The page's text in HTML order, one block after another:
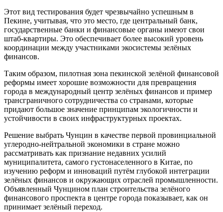
Этот вид тестирования будет чрезвычайно успешным в
Пекине, учитывая, что это место, где центральный банк,
государственные банки и финансовые органы имеют свои
штаб-квартиры. Это обеспечивает более высокий уровень
координации между участниками экосистемы зелёных
финансов.
Таким образом, пилотная зона пекинской зелёной финансовой
реформы имеет хорошие возможности для превращения
города в международный центр зелёных финансов и пример
трансграничного сотрудничества со странами, которые
придают большое значение принципам экологичности и
устойчивости в своих инфраструктурных проектах.
Решение выбрать Чунцин в качестве первой провинциальной
углеродно-нейтральной экономики в стране можно
рассматривать как признание недавних усилий
муниципалитета, самого густонаселенного в Китае, по
изучению реформ и инноваций путём глубокой интеграции
зелёных финансов и окружающих отраслей промышленности.
Объявленный Чунцином план строительства зелёного
финансового проспекта в центре города показывает, как он
принимает зелёный переход.